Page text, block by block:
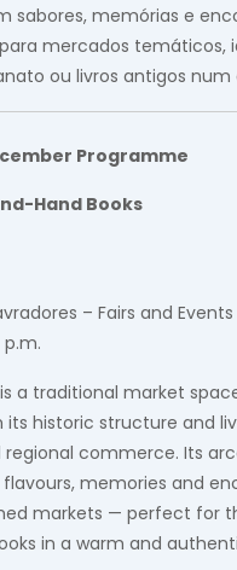
sabores, memórias e
mercados temáticos,
ou livros antigos
Programme
Hand Books
– Fairs and
a traditional market
historic structure and
commerce. Its
memories and
markets — perfect for
in a warm and